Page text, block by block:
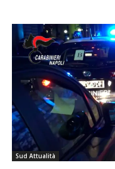
Sud Attualità